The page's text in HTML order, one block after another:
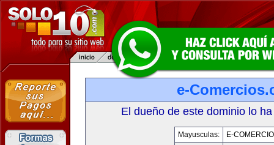
e-
El dueño de este dominio lo
Mayusculas:
E-